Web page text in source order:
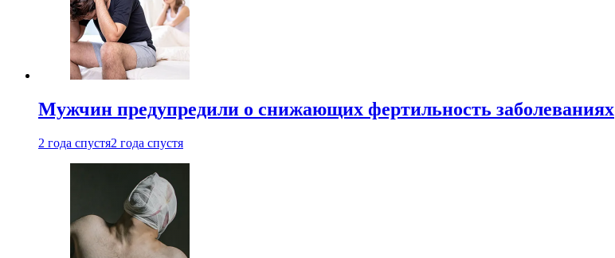
Мужчин предупредили о снижающих фертильность заболеваниях
2 года спустя2 года спустя